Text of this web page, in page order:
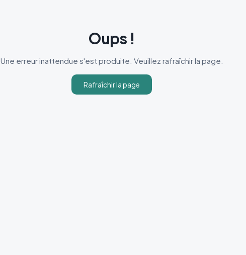
Oups !
Une erreur inattendue s'est produite. Veuillez rafraîchir la page.
Rafraîchir la page